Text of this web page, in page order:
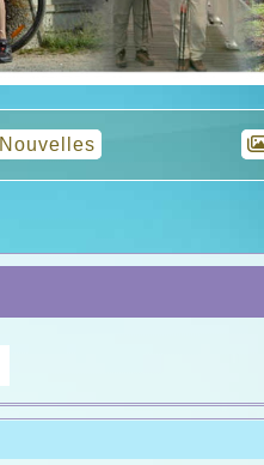
Nouvelles